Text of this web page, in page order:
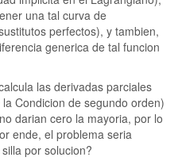
una tal curva de
perfectos), y tambien,
generica de tal funcion
las derivadas parciales
Condicion de segundo orden)
darian cero la mayoria, por lo
ende, el problema seria
por solucion?